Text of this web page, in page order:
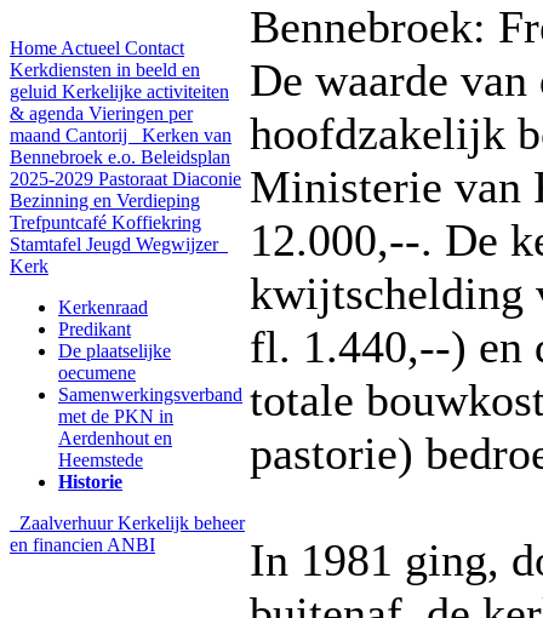
Home Actueel Contact
Kerkdiensten in beeld en
geluid Kerkelijke activiteiten
& agenda Vieringen per
maand Cantorij
Kerken van
Bennebroek e.o. Beleidsplan
2025-2029 Pastoraat Diaconie
Bezinning en Verdieping
Trefpuntcafé Koffiekring
Stamtafel Jeugd Wegwijzer
Kerk
Kerkenraad
Predikant
De plaatselijke
oecumene
Samenwerkingsverband
met de PKN in
Aerdenhout en
Heemstede
Historie
ZaalverhuurKerkelijk beheer
en financien ANBI
Bennebroek:
De waarde van
hoofdzakelijk
Ministerie van
12.000,--. De
kwijtschelding
fl. 1.440,--) en
totale
pastorie)
In 1981 ging,